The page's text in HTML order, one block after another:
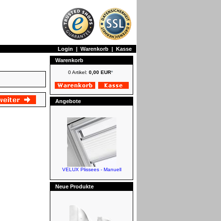
Login | Warenkorb | Kasse
Warenkorb
0 Artikel: 0,00 EUR*
Angebote
VELUX Plissees - Manuell
Neue Produkte